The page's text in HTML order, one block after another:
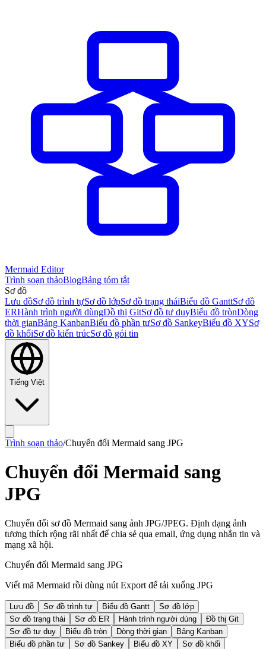
Mermaid Editor
Trình soạn thảoBlogBảng tóm tắt
Sơ đồ
Lưu đồSơ đồ trình tựSơ đồ lớpSơ đồ trạng tháiBiểu đồ GanttSơ đồ
ERHành trình người dùngĐồ thị GitSơ đồ tư duyBiểu đồ trònDòng
thời gianBảng KanbanBiểu đồ phần tưSơ đồ SankeyBiểu đồ XYSơ
đồ khốiSơ đồ kiến trúcSơ đồ gói tin
Tiếng Việt
Trình soạn thảo/Chuyển đổi Mermaid sang JPG
Chuyển đổi Mermaid sang
JPG
Chuyển đổi sơ đồ Mermaid sang ảnh JPG/JPEG. Định dạng ảnh
tương thích rộng rãi nhất để chia sẻ qua email, ứng dụng nhắn tin và
mạng xã hội.
Chuyển đổi Mermaid sang JPG
Viết mã Mermaid rồi dùng nút Export để tải xuống JPG
Lưu đồ Sơ đồ trình tự Biểu đồ Gantt
Sơ đồ lớp
Sơ đồ trạng thái
Sơ đồ ER Hành trình người dùng
Đồ thị Git
Sơ đồ tư duy
Biểu đồ tròn Dòng thời gian
Bảng Kanban
Biểu đồ phần tư
Sơ đồ Sankey Biểu đồ XY
Sơ đồ khối